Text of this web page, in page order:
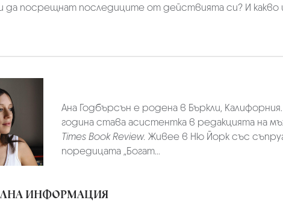
да посрещнат последиците от действията си? И
Ана Годбърсън е родена в Бъркли,
година става асистентка в редакцията на
Times Book Review. Живее в Ню Йорк със
поредицата „Богат...
ИНФОРМАЦИЯ